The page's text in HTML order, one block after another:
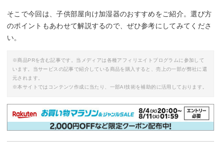
そこで今回は、子供部屋向け加湿器のおすすめをご紹介。選び方
のポイントもあわせて解説するので、ぜひ参考にしてみてくださ
い。
※商品PRを含む記事です。当メディアは各種アフィリエイトプログラムに参加して
います。当サービスの記事で紹介している商品を購入すると、売上の一部が弊社に還
元されます。
※本サイトではコンテンツ作成に当たり、一部AI技術を補助的に活用しております。